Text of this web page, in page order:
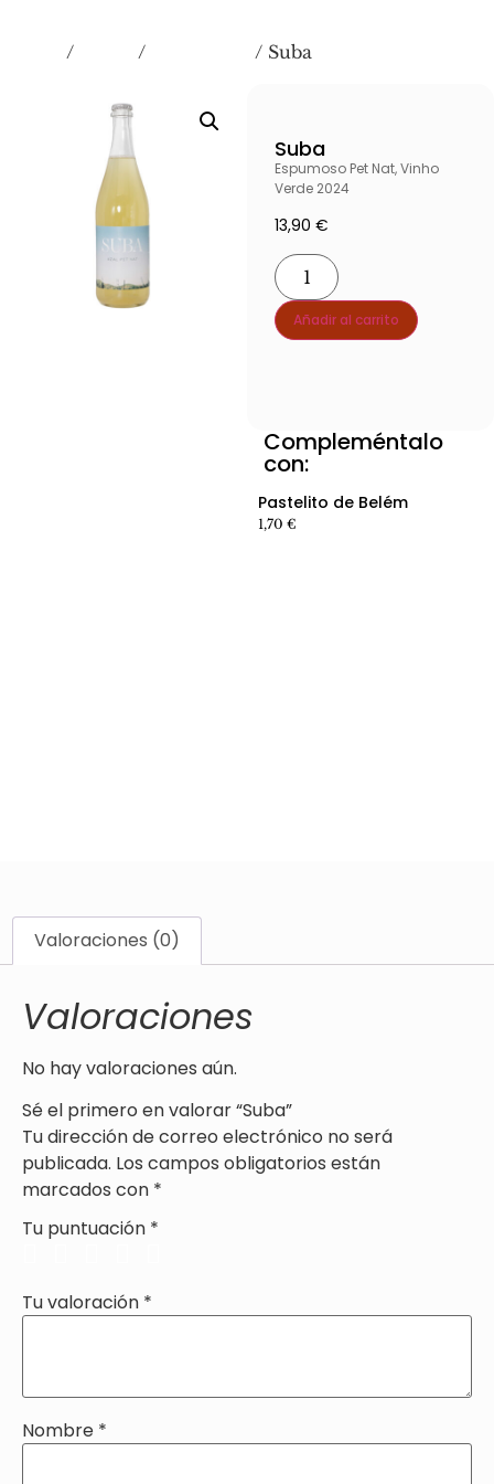
/ / / Suba
Suba
Espumoso Pet Nat, Vinho
Verde 2024
13,90 €
Añadir al carrito
Compleméntalo
con:
Ver producto producto
Ver producto producto
Pastelito de Belém
1,70 €
Valoraciones (0)
Valoraciones
No hay valoraciones aún.
Sé el primero en valorar “Suba”
Tu dirección de correo electrónico no será
publicada. Los campos obligatorios están
marcados con *
Tu puntuación *
Tu valoración *
Nombre *